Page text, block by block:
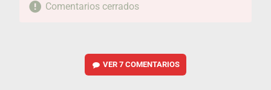
Comentarios cerrados
VER7 COMENTARIOS